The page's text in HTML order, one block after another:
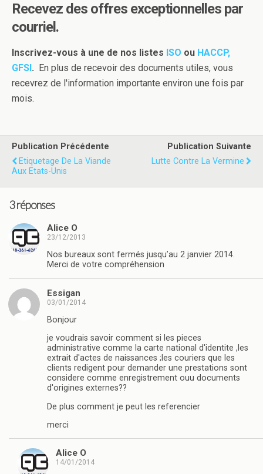
Recevez des offres exceptionnelles par
courriel.
Inscrivez-vous à une de nos listes ISO ou HACCP,
GFSI .
En plus de recevoir des documents utiles, vous
recevrez de l'information importante environ une fois par
mois.
Publication Précédente
Etiquetage De La Viande
Aux Etats-Unis
Publication Suivante
Lutte Contre La Vermine
3 réponses
Alice O
23/12/2013
Nos bureaux sont fermés jusqu’au 2 janvier 2014.
Merci de votre compréhension
Essigan
03/01/2014
Bonjour
je voudrais savoir comment si les pieces
administrative comme la carte national d'identite ,les
extrait d'actes de naissances ;les couriers que les
clients redigent pour demander une prestations sont
considere comme enregistrement ouu documents
d'origines externes??
De plus comment je peut les referencier
merci
Alice O
14/01/2014